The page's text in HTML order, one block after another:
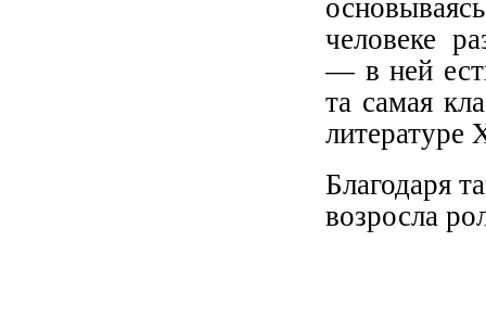
человеке
— в ней
та самая
литературе
Благодаря
возросла